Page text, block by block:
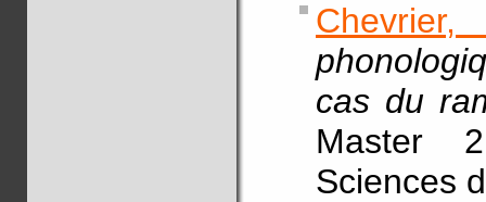
cas du
Master
Sciences